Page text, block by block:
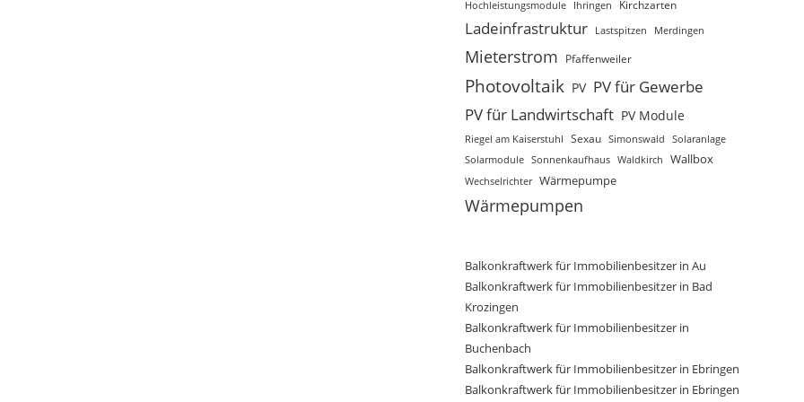
Hochleistungsmodule Ihringen Kirchzarten
Ladeinfrastruktur Lastspitzen Merdingen
Mieterstrom Pfaffenweiler
Photovoltaik PV PV für Gewerbe
PV für Landwirtschaft PV Module
Riegel am Kaiserstuhl Sexau Simonswald Solaranlage
Solarmodule Sonnenkaufhaus Waldkirch Wallbox
Wechselrichter Wärmepumpe
Wärmepumpen
Balkonkraftwerk für Immobilienbesitzer in Au
Balkonkraftwerk für Immobilienbesitzer in Bad
Krozingen
Balkonkraftwerk für Immobilienbesitzer in
Buchenbach
Balkonkraftwerk für Immobilienbesitzer in Ebringen
Balkonkraftwerk für Immobilienbesitzer in Ebringen